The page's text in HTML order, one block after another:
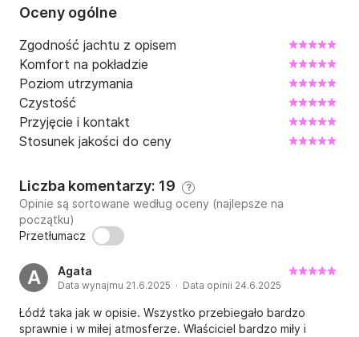
Ivan
Oceny ogólne
Zgodność jachtu z opisem
Komfort na pokładzie
Poziom utrzymania
Czystość
Przyjęcie i kontakt
Stosunek jakości do ceny
Liczba komentarzy: 19 ?
Opinie są sortowane według oceny (najlepsze na
początku)
Przetłumacz
A Agata
Data wynajmu 21.6.2025 · Data opinii 24.6.2025
Łódź taka jak w opisie. Wszystko przebiegało bardzo
sprawnie i w miłej atmosferze. Właściciel bardzo miły i